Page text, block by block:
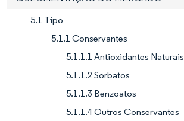
5.1 Tipo
5.1.1 Conservantes
5.1.1.1 Antioxidantes Naturais
5.1.1.2 Sorbatos
5.1.1.3 Benzoatos
5.1.1.4 Outros Conservantes